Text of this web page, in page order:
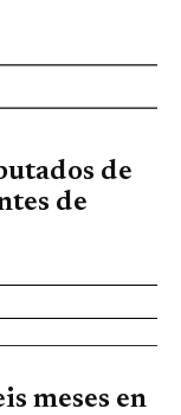
de
de
meses en